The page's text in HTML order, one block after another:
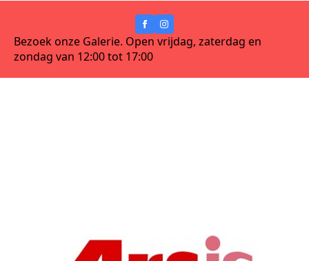
Bezoek onze Galerie. Open vrijdag, zaterdag en
zondag van 12:00 tot 17:00